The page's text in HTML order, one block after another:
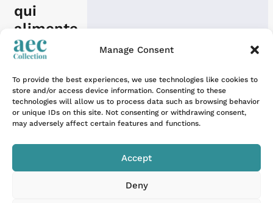
Manage Consent
To provide the best experiences, we use technologies like cookies to
store and/or access device information. Consenting to these
technologies will allow us to process data such as browsing behavior
or unique IDs on this site. Not consenting or withdrawing consent,
may adversely affect certain features and functions.
Accept
Deny
qui
alimente
l’Ô des
Lauzes
Il y a un
mot, dans
l’univers du
bien-être,
confond
Nos destinations
Les Alpes
La Provence
La Corse